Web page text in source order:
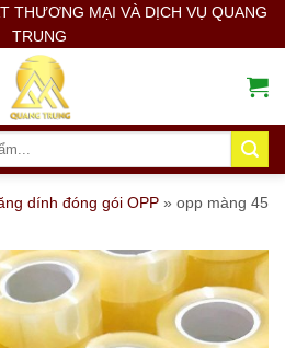
THƯƠNG MẠI VÀ DỊCH VỤ QUANG
TRUNG
dính đóng gói OPP » opp màng 45